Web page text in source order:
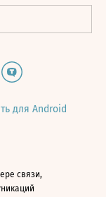
для Android
связи,